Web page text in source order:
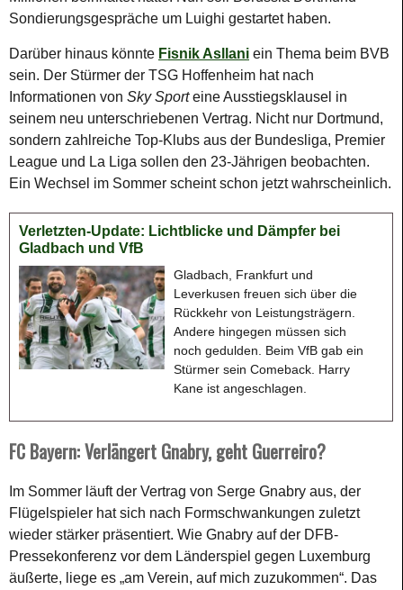
Sondierungsgespräche um Luighi gestartet haben.
Darüber hinaus könnte Fisnik Asllani ein Thema beim BVB
sein. Der Stürmer der TSG Hoffenheim hat nach
Informationen von Sky Sporteine Ausstiegsklausel in
seinem neu unterschriebenen Vertrag. Nicht nur Dortmund,
sondern zahlreiche Top-Klubs aus der Bundesliga, Premier
League und La Liga sollen den 23-Jährigen beobachten.
Ein Wechsel im Sommer scheint schon jetzt wahrscheinlich.
Verletzten-Update: Lichtblicke und Dämpfer bei
Gladbach und VfB
Gladbach, Frankfurt und
Leverkusen freuen sich über die
Rückkehr von Leistungsträgern.
Andere hingegen müssen sich
noch gedulden. Beim VfB gab ein
Stürmer sein Comeback. Harry
Kane ist angeschlagen.
FC Bayern: Verlängert Gnabry, geht Guerreiro?
Im Sommer läuft der Vertrag von Serge Gnabry aus, der
Flügelspieler hat sich nach Formschwankungen zuletzt
wieder stärker präsentiert. Wie Gnabry auf der DFB-
Pressekonferenz vor dem Länderspiel gegen Luxemburg
äußerte, liege es „am Verein, auf mich zuzukommen“. Das